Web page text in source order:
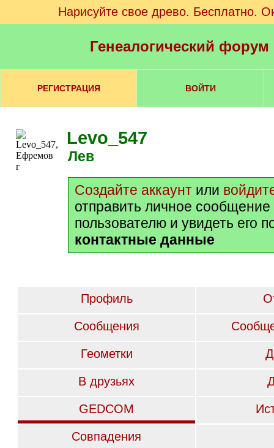
Нарисуйте свое древо. Бесплатно.
Генеалогический
РЕГИСТРАЦИЯ ВОЙТИ
Levo_547
Лев
Создайте аккаунт или
отправить личное сообщение
пользователю и увидеть его
контактные данные
Профиль
Сообщения
Геометки
В друзьях
GEDCOM
Совпадения